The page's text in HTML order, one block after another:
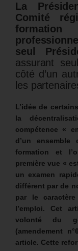
La
Comité
seul
assurant
côté d’un
les
L’idée de
la
compétence «
d’un
formation et
première vue «
un examen
différent par de
par le
l’emploi.
Cet
volonté du
(amendement
article. Cette